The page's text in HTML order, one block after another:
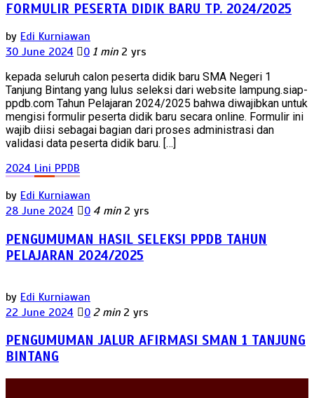
FORMULIR PESERTA DIDIK BARU TP. 2024/2025
by Edi Kurniawan
30 June 2024
0 1 min 2 yrs
kepada seluruh calon peserta didik baru SMA Negeri 1
Tanjung Bintang yang lulus seleksi dari website lampung.siap-
ppdb.com Tahun Pelajaran 2024/2025 bahwa diwajibkan untuk
mengisi formulir peserta didik baru secara online. Formulir ini
wajib diisi sebagai bagian dari proses administrasi dan
validasi data peserta didik baru. […]
2024 Lini PPDB
by Edi Kurniawan
28 June 2024
0 4 min 2 yrs
PENGUMUMAN HASIL SELEKSI PPDB TAHUN
PELAJARAN 2024/2025
by Edi Kurniawan
22 June 2024
0 2 min 2 yrs
PENGUMUMAN JALUR AFIRMASI SMAN 1 TANJUNG
BINTANG